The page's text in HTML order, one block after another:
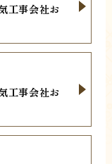
工事会社お
工事会社お